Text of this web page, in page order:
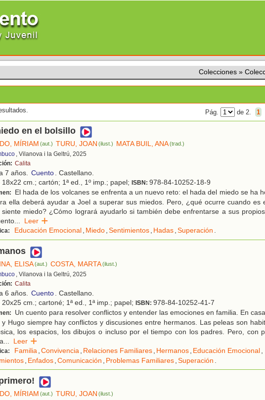
Colecciones »
Pág. de 2. 1
en el bolsillo
MÍRIAM (aut.) TURU, JOAN (ilust.) MATA BUIL, ANA(trad.)
, Vilanova i la Geltrú, 2025
Calita
7 años. Cuento. Castellano.
cm.; cartón; 1ª ed., 1º imp.; papel; ISBN: 978-84-10252-18-9
El hada de los volcanes se enfrenta a un nuevo reto: el hada del miedo se ha
ella deberá ayudar a Joel a superar sus miedos. Pero, ¿qué ocurre cuando es
siente miedo? ¿Cómo logrará ayudarlo si también debe enfrentarse a sus
... Leer
Educación Emocional, Miedo,Sentimientos, Hadas,Superación .
ELISA(aut.) COSTA, MARTA(ilust.)
, Vilanova i la Geltrú, 2025
Calita
6 años. Cuento. Castellano.
cm.; cartoné; 1ª ed., 1ª imp.; papel; ISBN: 978-84-10252-41-7
Un cuento para resolver conflictos y entender las emociones en familia. En
y Hugo siempre hay conflictos y discusiones entre hermanos. Las peleas son
los espacios, los dibujos o incluso por el tiempo con los padres. Pero, con
... Leer
Familia,Convivencia, Relaciones Familiares, Hermanos, Educación Emocional,
, Enfados,Comunicación , Problemas Familiares,Superación .
MÍRIAM (aut.) TURU, JOAN (ilust.)